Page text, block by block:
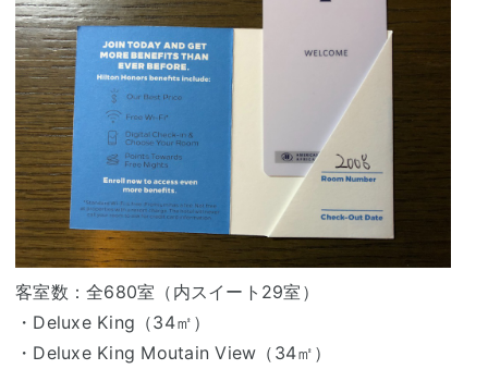
客室数：全680室（内スイート29室）
・Deluxe King（34㎡）
・Deluxe King Moutain View（34㎡）